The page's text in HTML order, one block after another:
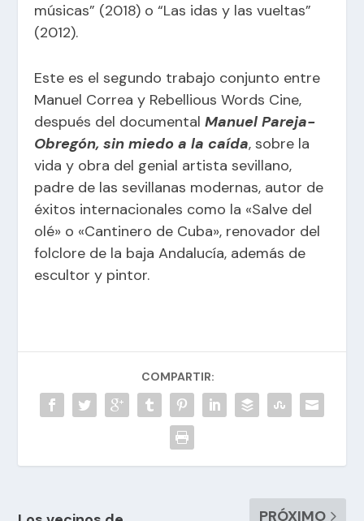
músicas” (2018) o “Las idas y las vueltas”
(2012).
Este es el segundo trabajo conjunto entre
Manuel Correa y Rebellious Words Cine,
después del documentalManuel Pareja-
Obregón, sin miedo a la caída, sobre la
vida y obra del genial artista sevillano,
padre de las sevillanas modernas, autor de
éxitos internacionales como la «Salve del
olé» o «Cantinero de Cuba», renovador del
folclore de la baja Andalucía, además de
escultor y pintor.
COMPARTIR:
PRÓXIMO